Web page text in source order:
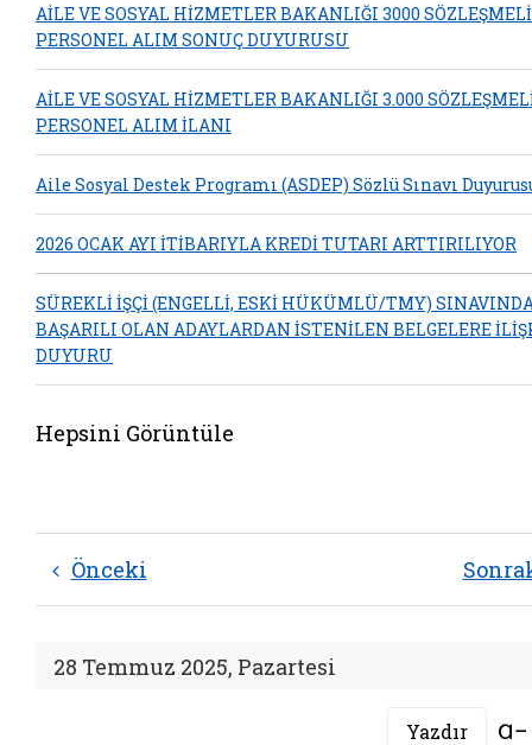
AİLE VE SOSYAL HİZMETLER BAKANLIĞI 3000 SÖZLEŞMELİ
PERSONEL ALIM SONUÇ DUYURUSU
AİLE VE SOSYAL HİZMETLER BAKANLIĞI 3.000
PERSONEL ALIM İLANI
Aile Sosyal Destek Programı (ASDEP) Sözlü Sınavı
2026 OCAK AYI İTİBARIYLA KREDİ TUTARI ARTTIRILIYOR
SÜREKLİ İŞÇİ (ENGELLİ, ESKİ HÜKÜMLÜ/TMY)
BAŞARILI OLAN ADAYLARDAN İSTENİLEN BELGELERE
DUYURU
Hepsini Görüntüle
Önceki
28 Temmuz 2025, Pazartesi
Yazdır